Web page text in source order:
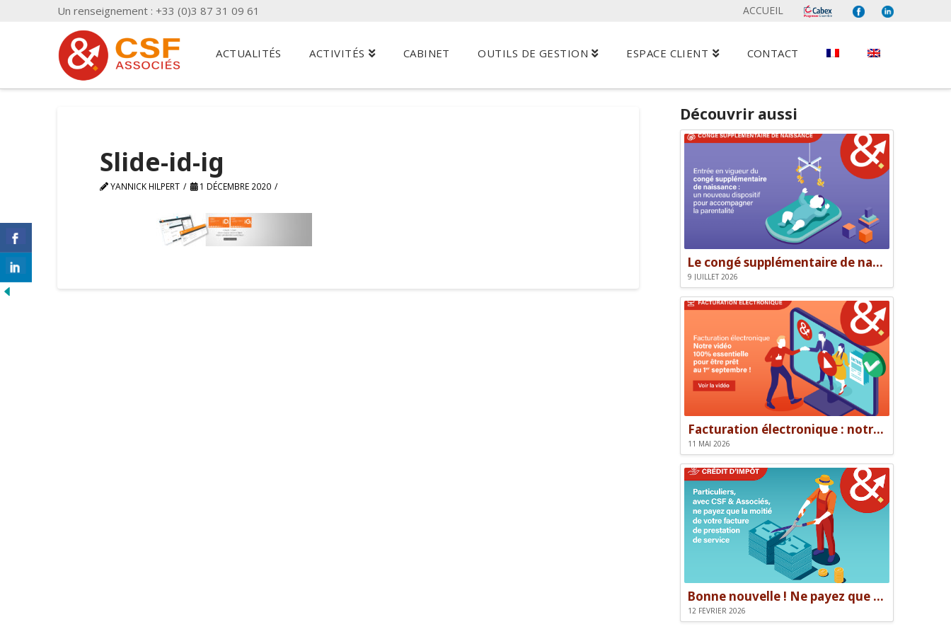
Un renseignement : +33 (0)3 87 31 09 61 ACCUEIL
ACTUALITÉS ACTIVITÉS CABINET OUTILS DE GESTION ESPACE CLIENT CONTACT
Slide-id-ig
YANNICK HILPERT 1 DÉCEMBRE 2020
Découvrir aussi
Le congé supplémentaire de naissance
9 JUILLET 2026
Facturation électronique : notre vidéo pour être prêt le 1er septembre
11 MAI 2026
Bonne nouvelle ! Ne payez que la moitié de votre facture.
12 FÉVRIER 2026